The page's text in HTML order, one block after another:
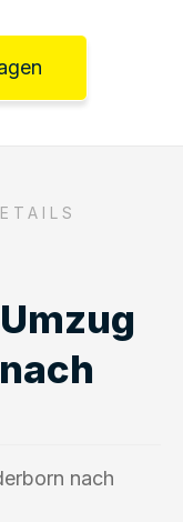
nach